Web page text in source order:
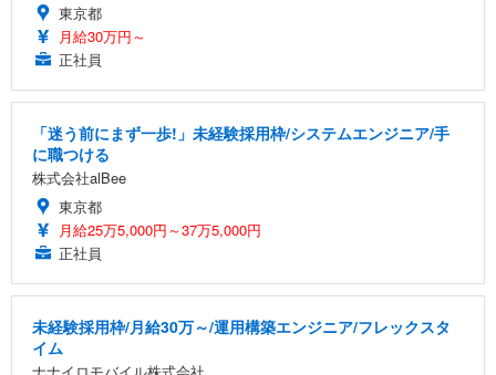
東京都
月給30万円～
正社員
「迷う前にまず一歩!」未経験採用枠/システムエンジニア/手
に職つける
株式会社alBee
東京都
月給25万5,000円～37万5,000円
正社員
未経験採用枠/月給30万～/運用構築エンジニア/フレックスタ
イム